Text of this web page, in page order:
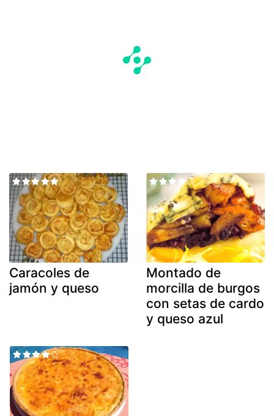
Caracoles de
jamón y queso
Montado de
morcilla de burgos
con setas de cardo
y queso azul